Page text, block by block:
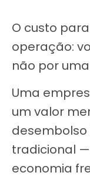
O custo
operação:
não por
Uma
um valor
tradicional —
economia